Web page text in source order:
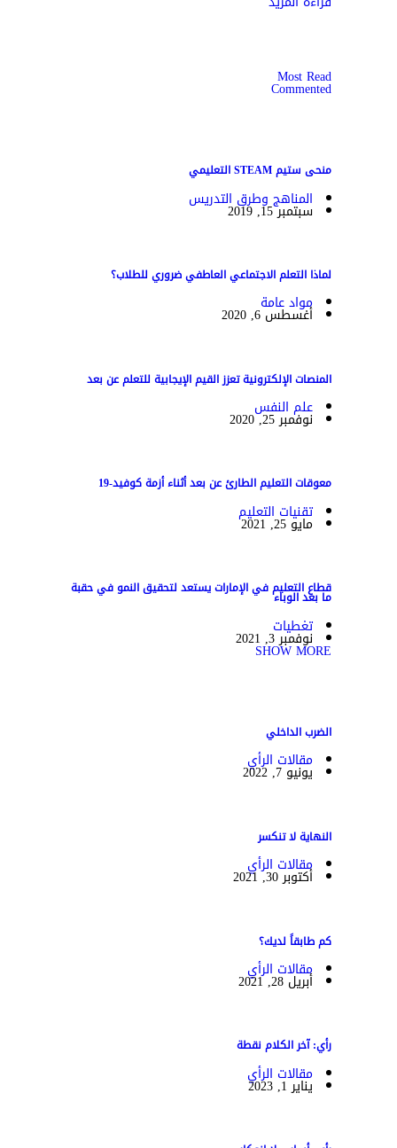
Most Read
Commented
منحى ستيم STEAM التعليمي
المناهج وطرق التدريس
سبتمبر 15, 2019
لماذا التعلم الاجتماعي العاطفي ضروري للطلاب؟
مواد عامة
أغسطس 6, 2020
المنصات الإلكترونية تعزز القيم الإيجابية للتعلم عن بعد
علم النفس
نوفمبر 25, 2020
معوقات التعليم الطارئ عن بعد أثناء أزمة كوفيد-19
تقنيات التعليم
مايو 25, 2021
قطاع التعليم في الإمارات يستعد لتحقيق النمو في حقبة
ما بعد الوباء
تغطيات
نوفمبر 3, 2021
SHOW MORE
الضرب الداخلي
مقالات الرأي
يونيو 7, 2022
النهاية لا تنكسر
مقالات الرأي
أكتوبر 30, 2021
كم طابقاً لديك؟
مقالات الرأي
أبريل 28, 2021
رأي: آخر الكلام نقطة
مقالات الرأي
يناير 1, 2023